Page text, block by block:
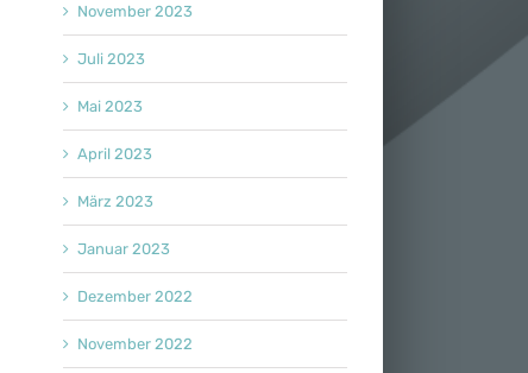
November 2023
Juli 2023
Mai 2023
April 2023
März 2023
Januar 2023
Dezember 2022
November 2022